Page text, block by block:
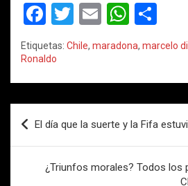
F
a
ce
b
o
o
k
T
wi
tt
er
E
m
ail
W
at
s
A
p
p
m
p
ar
tir
Etiquetas: Chile, maradona, marcelo
Ronaldo
Navegación
de
entradas
El día que la suerte y la Fifa
¿Triunfos morales? Todos los